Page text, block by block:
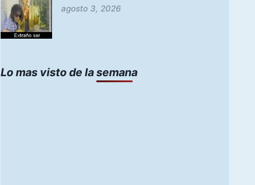
agosto 3, 2026
Lo mas visto de la semana